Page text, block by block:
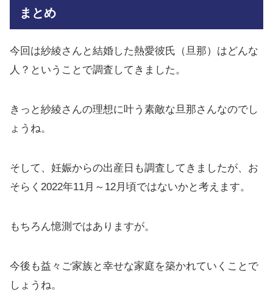
まとめ
今回は紗綾さんと結婚した熱愛彼氏（旦那）はどんな
人？ということで調査してきました。
きっと紗綾さんの理想に叶う素敵な旦那さんなのでし
ょうね。
そして、妊娠からの出産日も調査してきましたが、お
そらく2022年11月～12月頃ではないかと考えます。
もちろん憶測ではありますが。
今後も益々ご家族と幸せな家庭を築かれていくことで
しょうね。